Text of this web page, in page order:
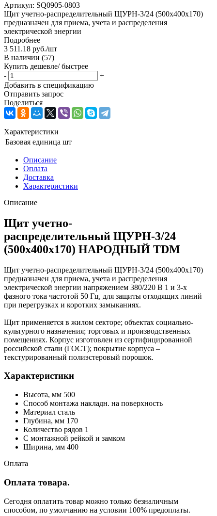
Артикул: SQ0905-0803
Щит учетно-распределительный ЩУРН-3/24 (500х400х170)
предназначен для приема, учета и распределения
электрической энергии
Подробнее
3 511.18 руб./шт
В наличии (57)
Купить дешевле/ быстрее
-
+
Добавить в спецификацию
Отправить запрос
Поделиться
Характеристики
Базовая единица шт
Описание
Оплата
Доставка
Характеристики
Описание
Щит учетно-
распределительный ЩУРН-3/24
(500х400х170) НАРОДНЫЙ TDM
Щит учетно-распределительный ЩУРН-3/24 (500х400х170)
предназначен для приема, учета и распределения
электрической энергии напряжением 380/220 В 1 и 3-х
фазного тока частотой 50 Гц, для защиты отходящих линий
при перегрузках и коротких замыканиях.
Щит применяется в жилом секторе; объектах социально-
культурного назначения; торговых и производственных
помещениях. Корпус изготовлен из сертифицированной
российской стали (ГОСТ); покрытие корпуса –
текстурированный полиэстеровый порошок.
Характеристики
Высота, мм 500
Способ монтажа накладн. на поверхность
Материал сталь
Глубина, мм 170
Количество рядов 1
С монтажной рейкой и замком
Ширина, мм 400
Оплата
Оплата товара.
Сегодня оплатить товар можно только безналичным
способом, по умолчанию на условии 100% предоплаты.